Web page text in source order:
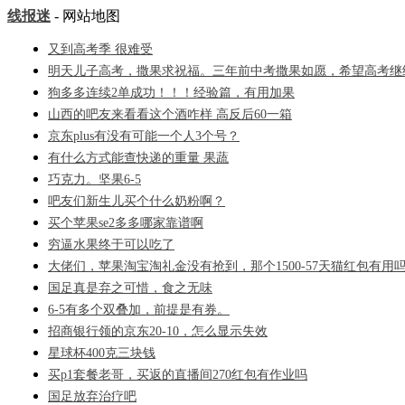
线报迷 - 网站地图
又到高考季 很难受
明天儿子高考，撒果求祝福。三年前中考撒果如愿，希望高考继
狗多多连续2单成功！！！经验篇，有用加果
山西的吧友来看看这个酒咋样 高反后60一箱
京东plus有没有可能一个人3个号？
有什么方式能查快递的重量 果蔬
巧克力。坚果6-5
吧友们新生儿买个什么奶粉啊？
买个苹果se2多多哪家靠谱啊
穷逼水果终于可以吃了
大佬们，苹果淘宝淘礼金没有抢到，那个1500-57天猫红包有用
国足真是弃之可惜，食之无味
6-5有多个双叠加，前提是有券。
招商银行领的京东20-10，怎么显示失效
星球杯400克三块钱
买p1套餐老哥，买返的直播间270红包有作业吗
国足放弃治疗吧